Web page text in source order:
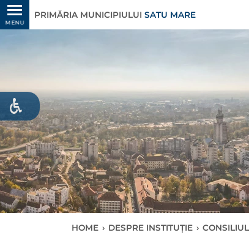
MENU
PRIMĂRIA MUNICIPIULUI SATU MARE
HOME › DESPRE INSTITUȚIE ›